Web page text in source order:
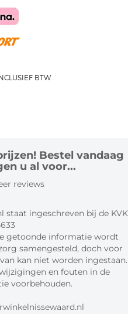
BTW
Bestel vandaag
u al voor...
reviews
staat ingeschreven bij de KVK
getoonde informatie wordt
samengesteld, doch voor
kan niet worden ingestaan.
en fouten in de
voorbehouden.